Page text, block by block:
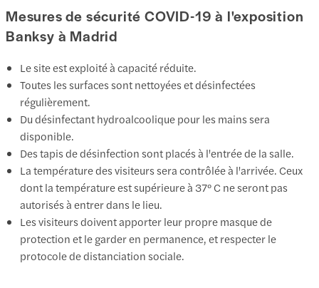
Mesures de sécurité COVID-19 à l'exposition
Banksy à Madrid
Le site est exploité à capacité réduite.
Toutes les surfaces sont nettoyées et désinfectées
régulièrement.
Du désinfectant hydroalcoolique pour les mains sera
disponible.
Des tapis de désinfection sont placés à l'entrée de la salle.
La température des visiteurs sera contrôlée à l'arrivée. Ceux
dont la température est supérieure à 37º C ne seront pas
autorisés à entrer dans le lieu.
Les visiteurs doivent apporter leur propre masque de
protection et le garder en permanence, et respecter le
protocole de distanciation sociale.